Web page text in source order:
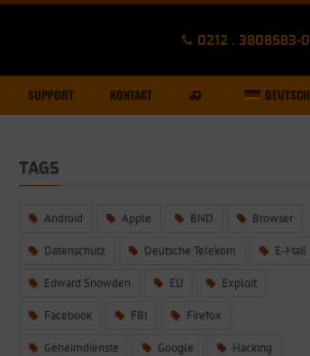
0212 . 3808583-0
SUPPORT KONTAKT DEUTSCH
TAGS
Android Apple BND Browser
Datenschutz Deutsche Telekom E-Mail
Edward Snowden EU Exploit
Facebook FBI Firefox
Geheimdienste Google Hacking